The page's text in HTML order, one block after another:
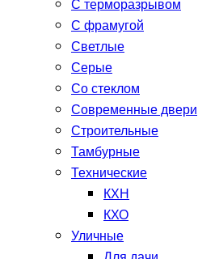
С терморазрывом
С фрамугой
Светлые
Серые
Со стеклом
Современные двери
Строительные
Тамбурные
Технические
КХН
КХО
Уличные